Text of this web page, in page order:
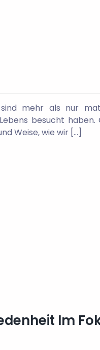
sind mehr als nur
besucht haben.
Weise, wie wir […]
Im